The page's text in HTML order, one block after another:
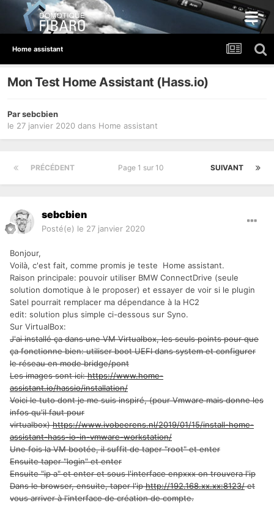
Home assistant
Mon Test Home Assistant (Hass.io)
Parsebcbien
le 27 janvier 2020 dans Home assistant
PRÉCÉDENT SUIVANT
Page 1 sur 10
sebcbien
Posté(e) le 27 janvier 2020
Bonjour,
Voilà, c'est fait, comme promis je teste Home assistant.
Raison principale: pouvoir utiliser BMW ConnectDrive (seule
solution domotique à le proposer) et essayer de voir si le plugin
Satel pourrait remplacer ma dépendance à la HC2
edit: solution plus simple ci-dessous sur Syno.
Sur VirtualBox:
J'ai installé ça dans une VM Virtualbox, les seuls points pour que
ça fonctionne bien: utiliser boot UEFI dans system et configurer
le réseau en mode bridge/pont
Les images sont ici:https://www.home-
assistant.io/hassio/installation/
Voici le tuto dont je me suis inspiré, (pour Vmware mais donne les
infos qu'il faut pour
virtualbox)https://www.ivobeerens.nl/2019/01/15/install-home-
assistant-hass-io-in-vmware-workstation/
Une fois la VM bootée, il suffit de taper "root" et enter
Ensuite taper "login" et enter
Ensuite "ip a" et enter et sous l'interface enpxxx on trouvera l'ip
Dans le browser, ensuite, taper l'iphttp://192.168.xx.xx:8123/et
vous arriver à l'interface de création de compte.